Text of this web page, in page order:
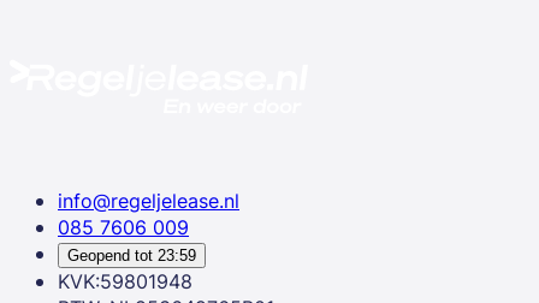
info@regeljelease.nl
085 7606 009
Geopend tot 23:59
KVK:59801948